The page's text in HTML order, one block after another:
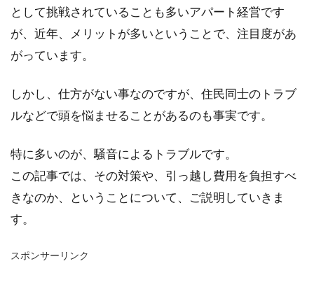
として挑戦されていることも多いアパート経営です
が、近年、メリットが多いということで、注目度があ
がっています。
しかし、仕方がない事なのですが、住民同士のトラブ
ルなどで頭を悩ませることがあるのも事実です。
特に多いのが、騒音によるトラブルです。
この記事では、その対策や、引っ越し費用を負担すべ
きなのか、ということについて、ご説明していきま
す。
スポンサーリンク